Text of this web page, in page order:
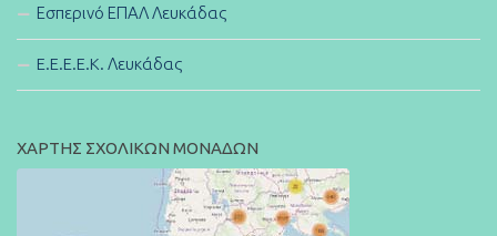
Εσπερινό ΕΠΑΛ Λευκάδας
E.E.E.E.K. Λευκάδας
ΧΑΡΤΗΣ ΣΧΟΛΙΚΩΝ ΜΟΝΑΔΩΝ